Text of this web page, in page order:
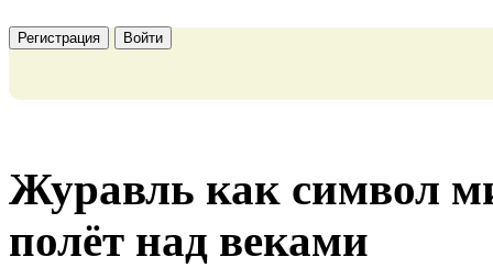
Регистрация Войти
Журавль как символ
полёт над веками